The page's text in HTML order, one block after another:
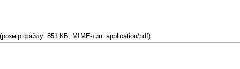
(розмір файлу: 851 КБ, MIME-тип: application/pdf)